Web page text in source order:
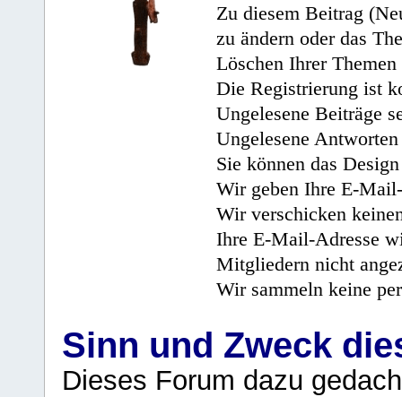
Zu diesem Beitrag
zu ändern oder das
Löschen Ihrer
Die Registrierung ist
Ungelesene Beiträge
Ungelesene
Sie können das
Wir geben Ihre E-
Wir verschicken
Ihre E-Mail-Adresse
Mitgliedern nicht
Wir sammeln keine
Sinn und Zweck
Dieses Forum dazu